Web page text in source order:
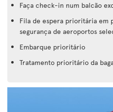
Faça check-in num balcão
Fila de espera prioritária em
segurança de aeroportos
Embarque prioritário
Tratamento prioritário da